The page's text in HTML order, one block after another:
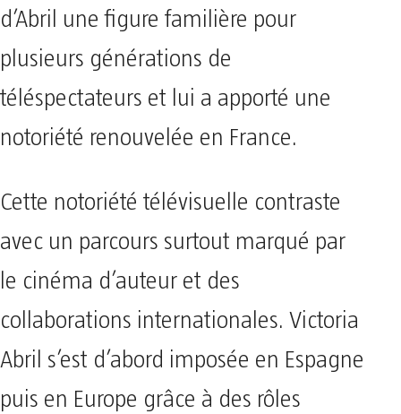
d’Abril une figure familière pour
plusieurs générations de
téléspectateurs et lui a apporté une
notoriété renouvelée en France.
Cette notoriété télévisuelle contraste
avec un parcours surtout marqué par
le cinéma d’auteur et des
collaborations internationales. Victoria
Abril s’est d’abord imposée en Espagne
puis en Europe grâce à des rôles